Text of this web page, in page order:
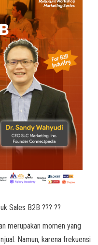
Sales B2B ??? ??
merupakan momen yang
Namun, karena frekuensi